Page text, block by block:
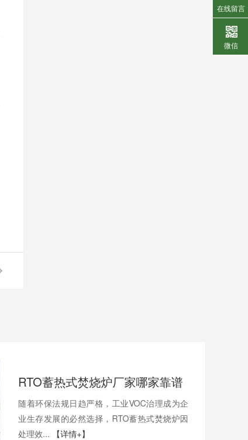
RTO蓄热式焚烧炉厂家哪家靠谱
随着环保法规日趋严格，工业VOC治理成为企
业生存发展的必然选择，RTO蓄热式焚烧炉因
处理效...
【详情+】
在线留言
微信